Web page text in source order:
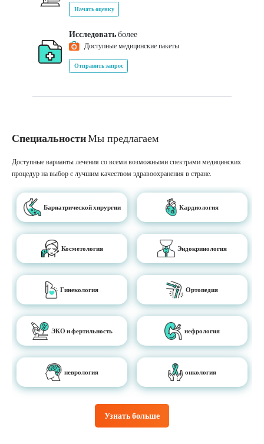
Начать оценку
Исследоватьболее
Доступные медицинские пакеты
Отправить запрос
СпециальностиМы предлагаем
Узнать больше
Доступные варианты лечения со всеми возможными спектрами медицинских
процедур на выбор с лучшим качеством здравоохранения в стране.
Бариатрической хирургии Кардиология
Косметология Эндокринология
Гинекология Ортопедия
ЭКО и фертильность нефрология
неврология онкология